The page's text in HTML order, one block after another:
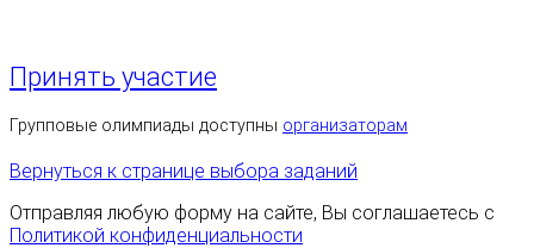
Принять участие
Групповые олимпиады доступны организаторам
Вернуться к странице выбора заданий
Отправляя любую форму на сайте, Вы соглашаетесь с
Политикой конфиденциальности